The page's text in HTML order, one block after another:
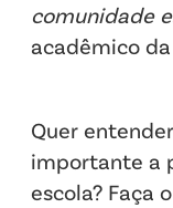
comunidade
acadêmico
Quer
importante a
escola? Faça